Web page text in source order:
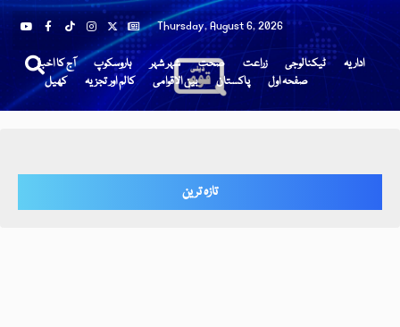
Thursday, August 6, 2026
آج کا اخبار ہاروسکوپ شہر شہر صحت زراعت ٹیکنالوجی
اداریہ
کھیل
کالم اور تجزیہ بین الاقوامی پاکستان صفحہ اول
تازہ ترین